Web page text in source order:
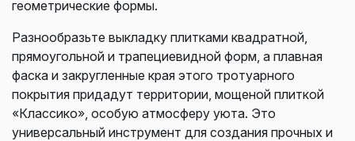
геометрические формы.
Разнообразьте выкладку плитками квадратной,
прямоугольной и трапециевидной форм, а плавная
фаска и закругленные края этого тротуарного
покрытия придадут территории, мощеной плиткой
«Классико», особую атмосферу уюта. Это
универсальный инструмент для создания прочных и